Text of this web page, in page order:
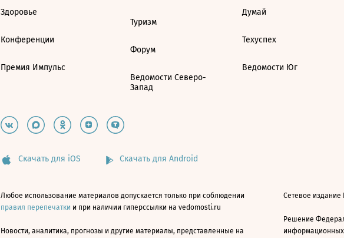
Здоровье
Конференции
Премия Импульс
Туризм
Форум
Ведомости Северо-
Запад
Думай
Техуспех
Ведомости Юг
Скачать для iOS Скачать для Android
Любое использование материалов допускается только при соблюдении
правил перепечатки и при наличии гиперссылки на vedomosti.ru
Новости, аналитика, прогнозы и другие материалы, представленные на
Сетевое издание
Решение
информационных